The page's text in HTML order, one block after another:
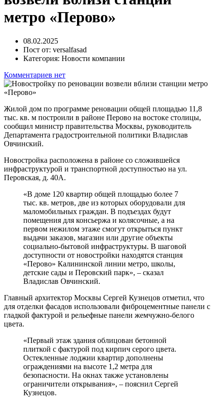
метро «Перово»
08.02.2025
Пост от: versalfasad
Категория: Новости компании
Комментариев нет
Жилой дом по программе реновации общей площадью 11,8
тыс. кв. м построили в районе Перово на востоке столицы,
сообщил министр правительства Москвы, руководитель
Департамента градостроительной политики Владислав
Овчинский.
Новостройка расположена в районе со сложившейся
инфраструктурой и транспортной доступностью на ул.
Перовская, д. 40А.
«В доме 120 квартир общей площадью более 7
тыс. кв. метров, две из которых оборудовали для
маломобильных граждан. В подъездах будут
помещения для консьержа и колясочные, а на
первом нежилом этаже смогут открыться пункт
выдачи заказов, магазин или другие объекты
социально-бытовой инфраструктуры. В шаговой
доступности от новостройки находятся станция
«Перово» Калининской линии метро, школы,
детские сады и Перовский парк», – сказал
Владислав Овчинский.
Главный архитектор Москвы Сергей Кузнецов отметил, что
для отделки фасадов использовали фиброцементные панели с
гладкой фактурой и рельефные панели жемчужно-белого
цвета.
«Первый этаж здания облицован бетонной
плиткой с фактурой под кирпич серого цвета.
Остекленные лоджии квартир дополнены
ограждениями на высоте 1,2 метра для
безопасности. На окнах также установлены
ограничители открывания», – пояснил Сергей
Кузнецов.